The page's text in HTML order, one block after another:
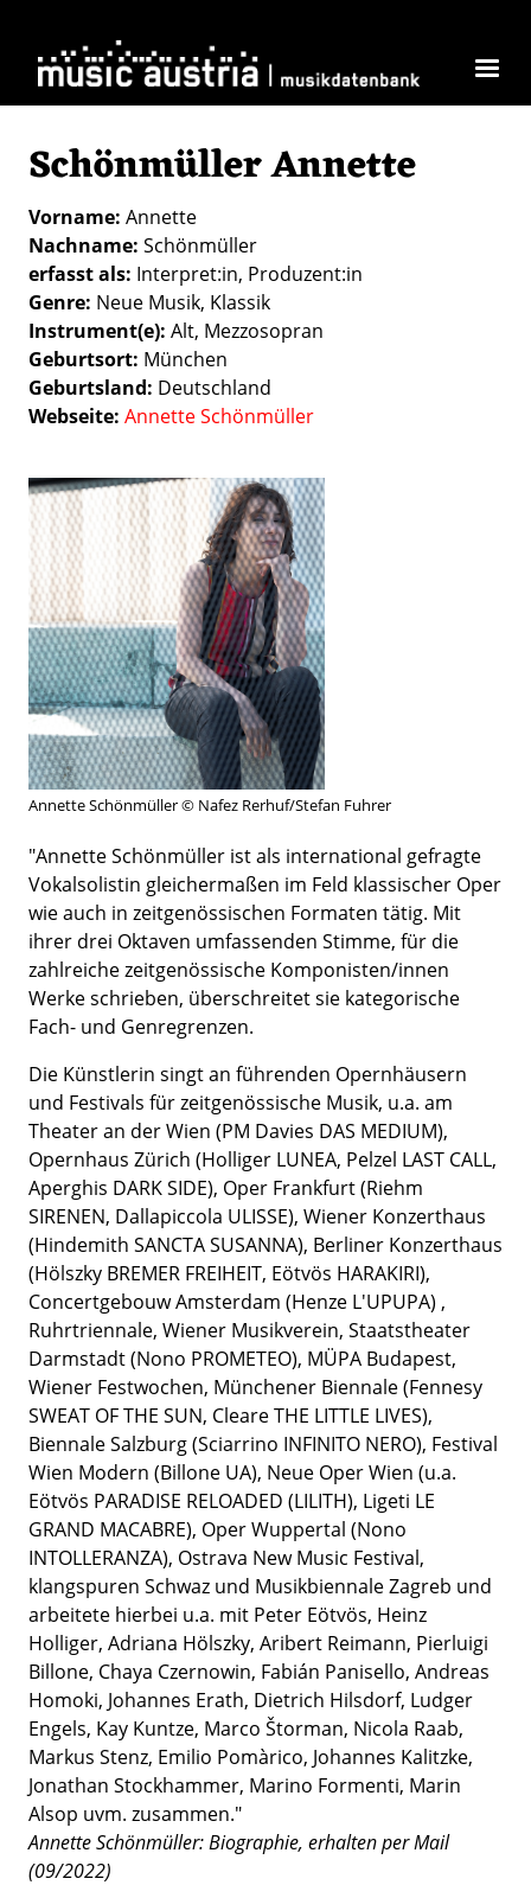
Schönmüller Annette
Vorname Annette
Nachname Schönmüller
erfasst als Interpret:in Produzent:in
Genre Neue Musik Klassik
Instrument(e) Alt Mezzosopran
Geburtsort München
Geburtsland Deutschland
Webseite Annette Schönmüller
Annette Schönmüller © Nafez Rerhuf/Stefan Fuhrer
"​Annette Schönmüller ist als international gefragte
Vokalsolistin gleichermaßen im Feld klassischer Oper
wie auch in zeitgenössischen Formaten tätig. Mit
ihrer drei Oktaven umfassenden Stimme, für die
zahlreiche zeitgenössische Komponisten/innen
Werke schrieben, überschreitet sie kategorische
Fach- und Genregrenzen.
Die Künstlerin singt an führenden Opernhäusern
und Festivals für zeitgenössische Musik, u.a. am
Theater an der Wien (PM Davies DAS MEDIUM),
Opernhaus Zürich (Holliger LUNEA, Pelzel LAST CALL,
Aperghis DARK SIDE), Oper Frankfurt (Riehm
SIRENEN, Dallapiccola ULISSE), Wiener Konzerthaus
(Hindemith SANCTA SUSANNA), Berliner Konzerthaus
(Hölszky BREMER FREIHEIT, Eötvös HARAKIRI),
Concertgebouw Amsterdam (Henze L'UPUPA) ,
Ruhrtriennale, Wiener Musikverein, Staatstheater
Darmstadt (Nono PROMETEO), MÜPA Budapest,
Wiener Festwochen, Münchener Biennale (Fennesy
SWEAT OF THE SUN, Cleare THE LITTLE LIVES),
Biennale Salzburg (Sciarrino INFINITO NERO), Festival
Wien Modern (Billone UA), Neue Oper Wien (u.a.
Eötvös PARADISE RELOADED (LILITH), Ligeti LE
GRAND MACABRE), Oper Wuppertal (Nono
INTOLLERANZA), Ostrava New Music Festival,
klangspuren Schwaz und Musikbiennale Zagreb und
arbeitete hierbei u.a. mit Peter Eötvös, Heinz
Holliger, Adriana Hölszky, Aribert Reimann, Pierluigi
Billone, Chaya Czernowin, Fabián Panisello, Andreas
Homoki, Johannes Erath, Dietrich Hilsdorf, Ludger
Engels, Kay Kuntze, Marco Štorman, Nicola Raab,
Markus Stenz, Emilio Pomàrico, Johannes Kalitzke,
Jonathan Stockhammer, Marino Formenti, Marin
Alsop uvm. zusammen."
Annette Schönmüller: Biographie, erhalten per Mail
(09/2022)